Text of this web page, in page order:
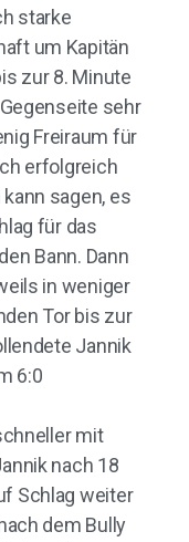
starke
um Kapitän
zur 8. Minute
sehr
Freiraum für
erfolgreich
sagen, es
für das
Bann. Dann
in weniger
Tor bis zur
Jannik
6:0
mit
nach 18
Schlag weiter
dem Bully